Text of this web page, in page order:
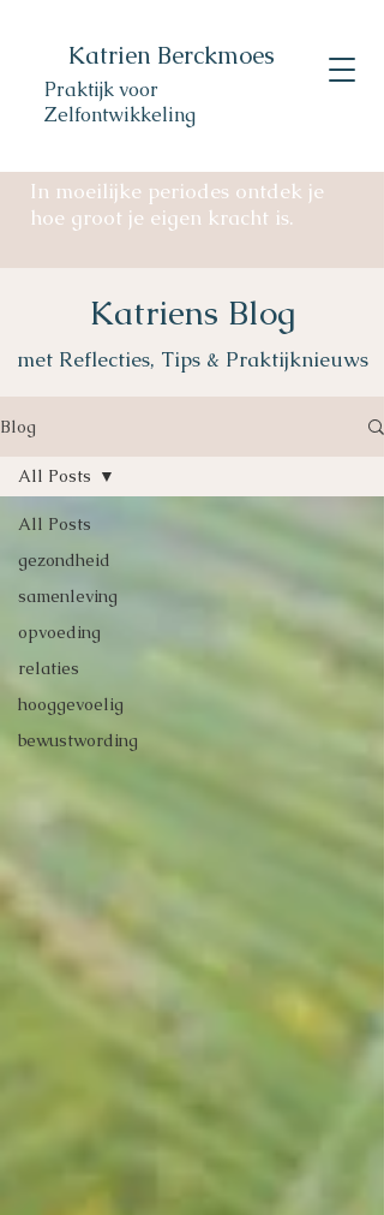
Katrien Berckmoes
Praktijk voor
Zelfontwikkeling
In moeilijke periodes ontdek je
hoe groot je eigen kracht is.
Katriens Blog
met Reflecties, Tips & Praktijknieuws
Blog
All Posts
gezondheid
samenleving
opvoeding
relaties
hooggevoelig
bewustwording
All Posts